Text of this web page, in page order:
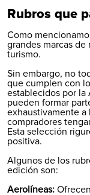
Rubros que
Como
grandes marcas de
turismo.
Sin embargo, no
que cumplen con
establecidos por la
pueden formar
exhaustivamente a
compradores
Esta selección
positiva.
Algunos de los
edición son:
Aerolíneas: